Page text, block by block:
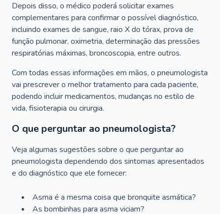
Depois disso, o médico poderá solicitar exames
complementares para confirmar o possível diagnóstico,
incluindo exames de sangue, raio X do tórax, prova de
função pulmonar, oximetria, determinação das pressões
respiratórias máximas, broncoscopia, entre outros.
Com todas essas informações em mãos, o pneumologista
vai prescrever o melhor tratamento para cada paciente,
podendo incluir medicamentos, mudanças no estilo de
vida, fisioterapia ou cirurgia.
O que perguntar ao pneumologista?
Veja algumas sugestões sobre o que perguntar ao
pneumologista dependendo dos sintomas apresentados
e do diagnóstico que ele fornecer:
Asma é a mesma coisa que bronquite asmática?
As bombinhas para asma viciam?